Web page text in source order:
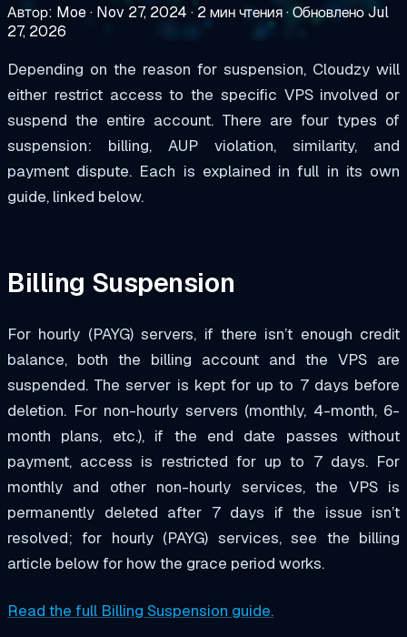
Автор: Moe· Nov 27, 2024 · 2 мин чтения·Обновлено Jul
27, 2026
Depending on the reason for suspension, Cloudzy will
either restrict access to the specific VPS involved or
suspend the entire account. There are four types of
suspension: billing, AUP violation, similarity, and
payment dispute. Each is explained in full in its own
guide, linked below.
Billing Suspension
For hourly (PAYG) servers, if there isn’t enough credit
balance, both the billing account and the VPS are
suspended. The server is kept for up to 7 days before
deletion. For non-hourly servers (monthly, 4-month, 6-
month plans, etc.), if the end date passes without
payment, access is restricted for up to 7 days. For
monthly and other non-hourly services, the VPS is
permanently deleted after 7 days if the issue isn’t
resolved; for hourly (PAYG) services, see the billing
article below for how the grace period works.
Read the full Billing Suspension guide.